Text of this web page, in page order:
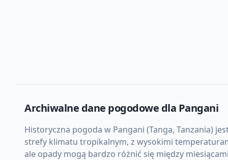
Archiwalne dane pogodowe dla Pangani
Historyczna pogoda w Pangani (Tanga, Tanzania)
strefy klimatu tropikalnym, z wysokimi
ale opady mogą bardzo różnić się między